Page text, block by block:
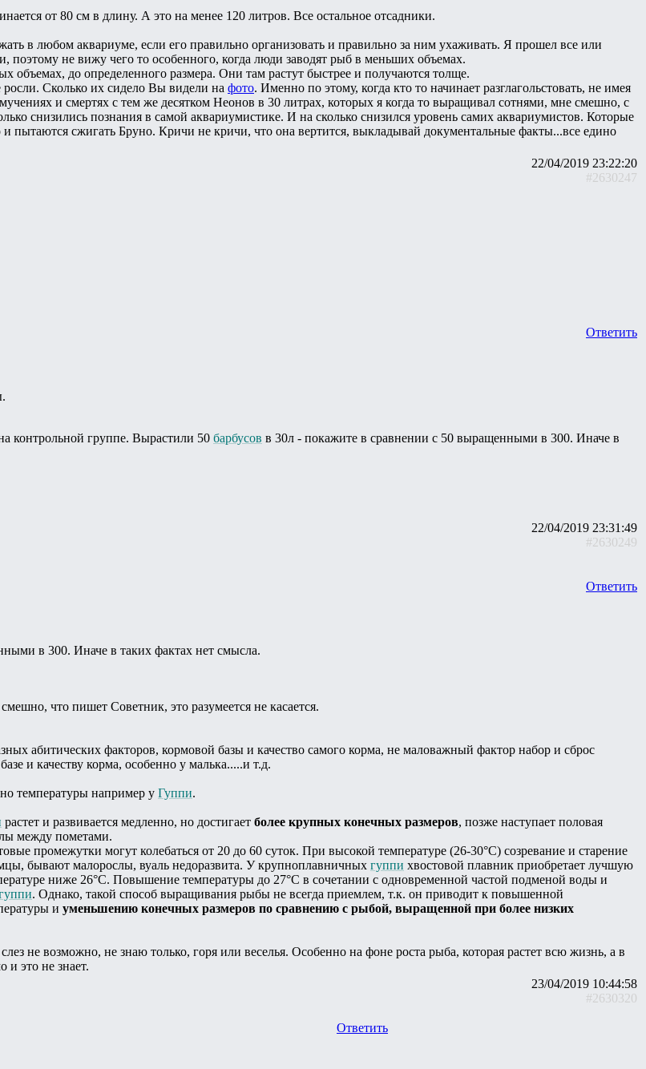
от 80 см в длину. А это на менее 120 литров. Все остальное отсадники.
в любом аквариуме, если его правильно организовать и правильно за ним ухаживать. Я прошел все или
поэтому не вижу чего то особенного, когда люди заводят рыб в меньших объемах.
объемах, до определенного размера. Они там растут быстрее и получаются толще.
Сколько их сидело Вы видели на фото. Именно по этому, когда кто то начинает разглагольстовать, не имея
и смертях с тем же десятком Неонов в 30 литрах, которых я когда то выращивал сотнями, мне смешно, с
снизились познания в самой аквариумистике. И на сколько снизился уровень самих аквариумистов. Которые
пытаются сжигать Бруно. Кричи не кричи, что она вертится, выкладывай документальные факты...все едино
22/04/2019 23:22:20
#2630247
Ответить
контрольной группе. Вырастили 50 барбусов в 30л - покажите в сравнении с 50 выращенными в 300. Иначе в
22/04/2019 23:31:49
#2630249
Ответить
в 300. Иначе в таких фактах нет смысла.
что пишет Советник, это разумеется не касается.
абитических факторов, кормовой базы и качество самого корма, не маловажный фактор набор и сброс
и качеству корма, особенно у малька.....и т.д.
температуры например у Гуппи.
растет и развивается медленно, но достигает более крупных конечных размеров, позже наступает половая
между пометами.
промежутки могут колебаться от 20 до 60 суток. При высокой температуре (26-30°С) созревание и старение
бывают малорослы, вуаль недоразвита. У крупноплавничных гуппи хвостовой плавник приобретает лучшую
ниже 26°С. Повышение температуры до 27°С в сочетании с одновременной частой подменой воды и
. Однако, такой способ выращивания рыбы не всегда приемлем, т.к. он приводит к повышенной
и уменьшению конечных размеров по сравнению с рыбой, выращенной при более низких
не возможно, не знаю только, горя или веселья. Особенно на фоне роста рыба, которая растет всю жизнь, а в
это не знает.
23/04/2019 10:44:58
#2630320
Ответить